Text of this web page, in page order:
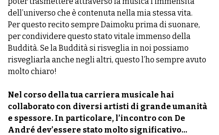
dell’universo che è contenuta nella mia stessa vita.
Per questo recito sempre Daimoku prima di suonare,
per condividere questo stato vitale immenso della
Buddità. Se la Buddità si risveglia in noi possiamo
risvegliarla anche negli altri, questo l’ho sempre avuto
molto chiaro!
Nel corso della tua carriera musicale hai
collaborato con diversi artisti di grande umanità
e spessore. In particolare, l’incontro con De
André dev’essere stato molto significativo...